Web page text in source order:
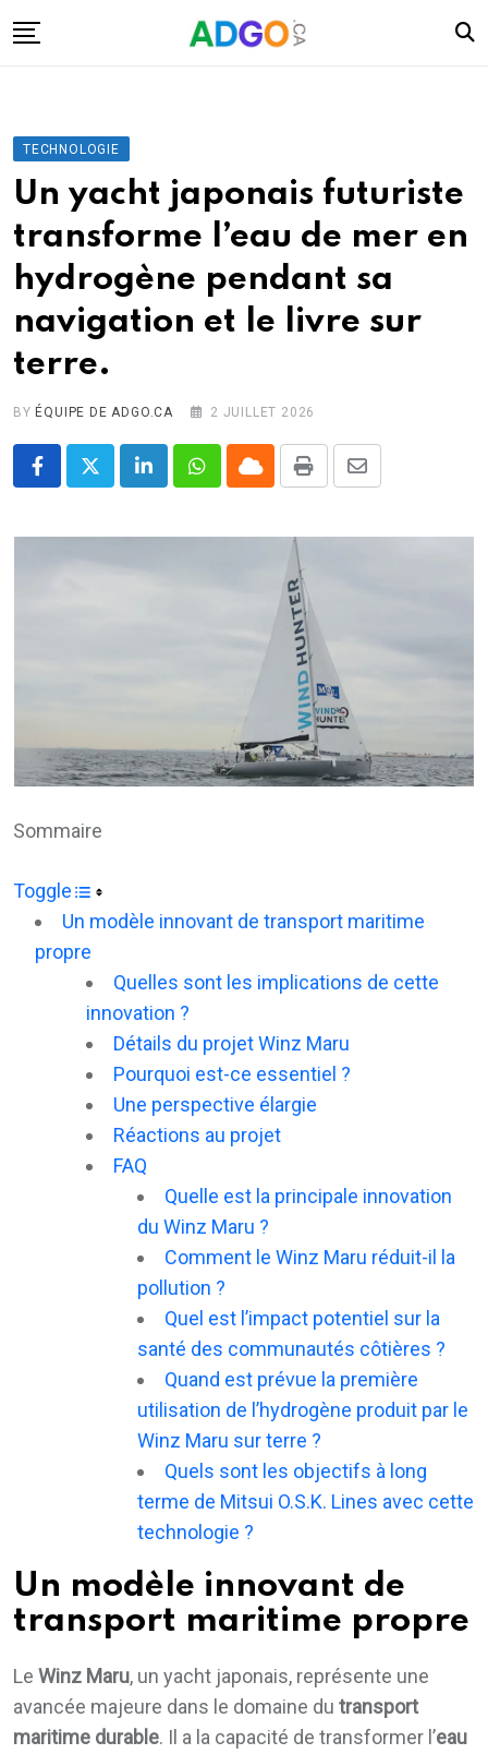
to
Santé
Énergie
Robots
Tech.
Militaire
Sciences
Culture
TECHNOLOGIE
Un yacht japonais futuriste
transforme l’eau de mer en
hydrogène pendant sa
navigation et le livre sur
terre.
BYÉQUIPE DE ADGO.CA 2 JUILLET 2026
LinkedInWhatsappCloudPrint
Share
Email
Sommaire
Toggle
Un modèle innovant de transport maritime
propre
Quelles sont les implications de cette
innovation ?
Détails du projet Winz Maru
Pourquoi est-ce essentiel ?
Une perspective élargie
Réactions au projet
FAQ
Quelle est la principale innovation
du Winz Maru ?
Comment le Winz Maru réduit-il la
pollution ?
Quel est l’impact potentiel sur la
santé des communautés côtières ?
Quand est prévue la première
utilisation de l’hydrogène produit par le
Winz Maru sur terre ?
Quels sont les objectifs à long
terme de Mitsui O.S.K. Lines avec cette
technologie ?
Un modèle innovant de
transport maritime propre
Le Winz Maru, un yacht japonais, représente une
avancée majeure dans le domaine du transport
maritime durable. Il a la capacité de transformer l’eau